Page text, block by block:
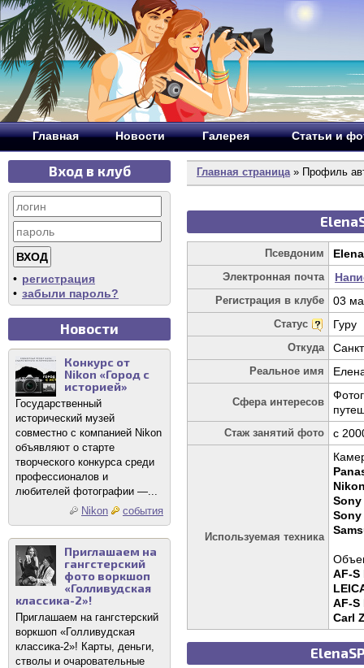
Главная Новости Галерея Статьи и
Вход в клуб
• регистрация
• забыли пароль?
Новости
Конкурс от
Nikon «Город с
историей»
Государственный
исторический музей
совместно с компанией Nikon
объявляют о старте
творческого конкурса среди
профессионалов и
любителей фотографии —...
Nikon
события
Приглашаем на
гангстерский
фото воркшоп
«Голливудская
классика-2»!
Приглашаем на гангстерский
воркшоп «Голливудская
классика-2»! Карты, деньги,
стволы и очаровательные
Главная страница» Профиль
Псевдоним
Электронная почта
Регистрация в клубе 03
Статус Гуру
Откуда
Реальное имя
Сфера интересов
Стаж занятий фото c
Используемая техника
Sony
Sony
AF-S
AF-S
Carl